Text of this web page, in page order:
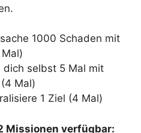
1000 Schaden mit
dich selbst 5 Mal mit
Mal)
1 Ziel (4 Mal)
Missionen verfügbar: